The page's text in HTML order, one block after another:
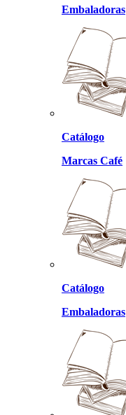
Embaladoras
Catálogo
Marcas Café
Catálogo
Embaladoras